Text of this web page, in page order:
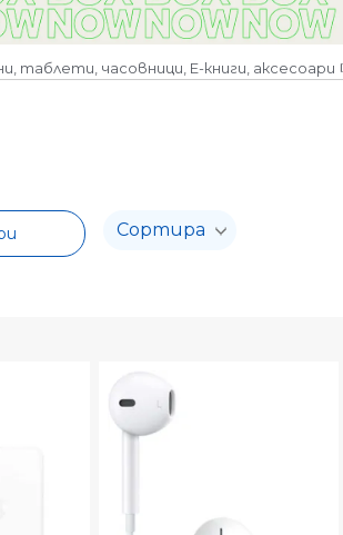
таблети, часовници, Е-книги, аксесоари